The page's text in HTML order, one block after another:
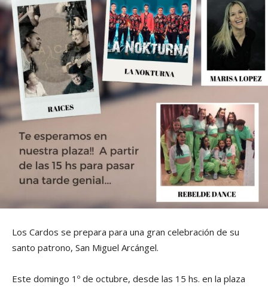
Los Cardos se prepara para una gran celebración de su
santo patrono, San Miguel Arcángel.
Este domingo 1º de octubre, desde las 15 hs. en la plaza